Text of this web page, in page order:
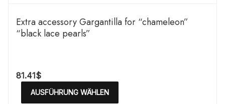
Extra accessory Gargantilla for “chameleon”
“black lace pearls”
81.41$
AUSFÜHRUNG WÄHLEN